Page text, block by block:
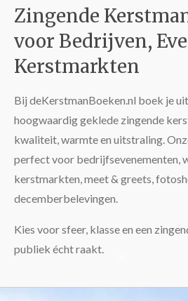
Zingende
voor Bedrijven,
Kerstmarkten
Bij deKerstmanBoeken.nl boek je
hoogwaardig geklede zingende
kwaliteit, warmte en uitstraling.
perfect voor bedrijfsevenementen,
kerstmarkten, meet & greets,
decemberbelevingen.
Kies voor sfeer, klasse en een
publiek écht raakt.
*